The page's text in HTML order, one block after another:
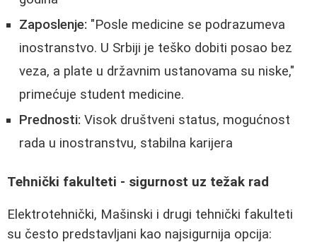
Zaposlenje: "Posle medicine se podrazumeva
inostranstvo. U Srbiji je teško dobiti posao bez
veza, a plate u državnim ustanovama su niske,"
primećuje student medicine.
Prednosti: Visok društveni status, mogućnost
rada u inostranstvu, stabilna karijera
Tehnički fakulteti - sigurnost uz težak rad
Elektrotehnički, Mašinski i drugi tehnički fakulteti
su često predstavljani kao najsigurnija opcija: